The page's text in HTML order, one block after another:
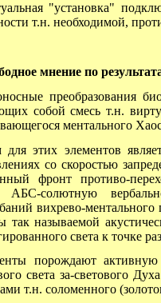
"установка"
т.н. необходимой,
мнение по
преобразования
собой смесь т.н.
ментального
этих элементов
со скоростью
фронт противо-
солютную
вихрево-
так называемой
света к точке
порождают активную
света за-светового
т.н. соломенного